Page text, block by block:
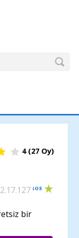
4(27Oy)
2.17.127
bir